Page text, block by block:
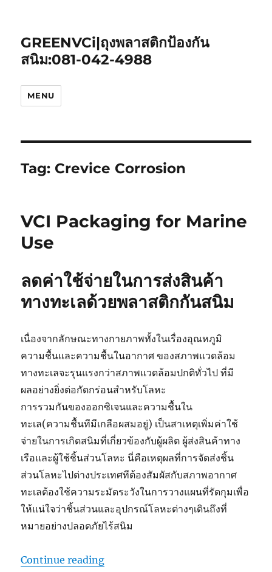
GREENVCi|ถุงพลาสติกป้องกัน
สนิม:081-042-4988
MENU
Tag: Crevice Corrosion
VCI Packaging for Marine
Use
ลดค่าใช้จ่ายในการส่งสินค้า
ทางทะเลด้วยพลาสติกกันสนิม
เนื่องจากลักษณะทางกายภาพทั้งในเรื่องอุณหภูมิ
ความชื้นและความชื้นในอากาศ ของสภาพแวดล้อม
ทางทะเลจะรุนแรงกว่าสภาพแวดล้อมปกติทั่วไป ที่มี
ผลอย่างยิ่งต่อกัดกร่อนสำหรับโลหะ
การรวมกันของออกซิเจนและความชื้นใน
ทะเล(ความชื้นทีมีเกลือผสมอยู่) เป็นสาเหตุเพิ่มค่าใช้
จ่ายในการเกิดสนิมที่เกี่ยวข้องกับผู้ผลิต ผู้ส่งสินค้าทาง
เรือและผู้ใช้ชิ้นส่วนโลหะ นี่คือเหตุผลที่การจัดส่งชิ้น
ส่วนโลหะไปต่างประเทศทีต้องสัมผัสกับสภาพอากาศ
ทะเลต้องใช้ความระมัดระวังในการวางแผนที่รัดกุมเพื่อ
ให้แน่ใจว่าชิ้นส่วนและอุปกรณ์โลหะต่างๆเดินถึงที่
หมายอย่างปลอดภัยไร้สนิม
Continue reading“VCI Packaging for Marine Use”